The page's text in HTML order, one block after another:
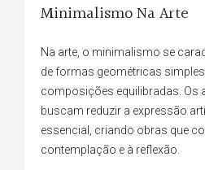
Minimalismo Na Arte
Na arte, o minimalismo se
de formas geométricas
composições equilibradas. Os
buscam reduzir a expressão
essencial, criando obras que
contemplação e à reflexão.